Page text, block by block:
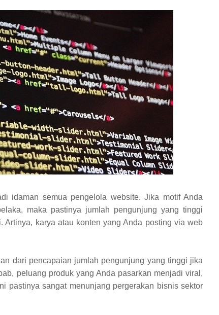
idaman semua pengelola website. Jika motif Anda
maka pastinya jumlah pengunjung yang tinggi
karya atau konten yang Anda posting via web
dari pencapaian jumlah pengunjung yang tinggi jika
peluang produk yang Anda pasarkan menjadi viral,
pastinya sangat menunjang pergerakan bisnis sektor